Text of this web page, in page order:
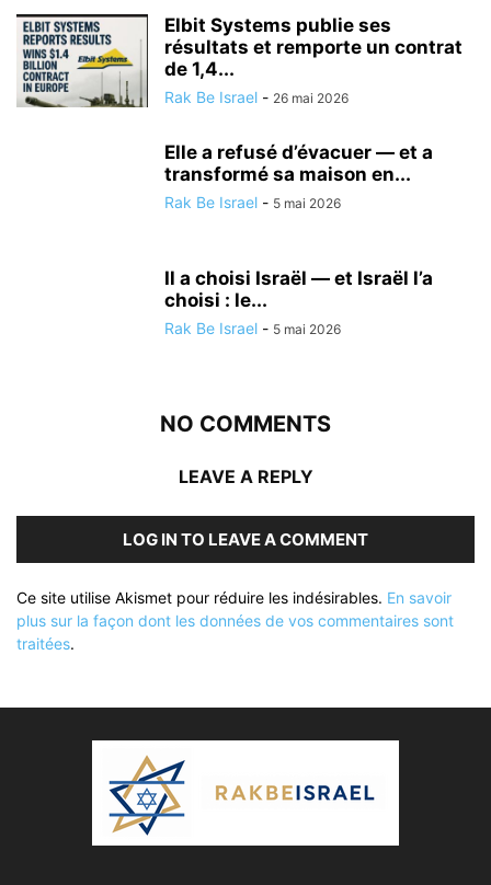
Elbit Systems publie ses
résultats et remporte un contrat
de 1,4...
Rak Be Israel - 26 mai 2026
Elle a refusé d’évacuer — et a
transformé sa maison en...
Rak Be Israel - 5 mai 2026
Il a choisi Israël — et Israël l’a
choisi : le...
Rak Be Israel - 5 mai 2026
NO COMMENTS
LEAVE A REPLY
LOG IN TO LEAVE A COMMENT
Ce site utilise Akismet pour réduire les indésirables. En savoir
plus sur la façon dont les données de vos commentaires sont
traitées.